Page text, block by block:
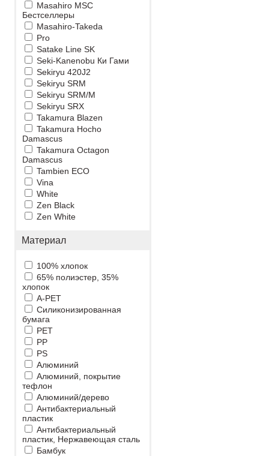
Masahiro MSС
Бестселлеры
Masahiro-Takeda
Pro
Satake Line SK
Seki-Kanenobu Ки Гами
Sekiryu 420J2
Sekiryu SRM
Sekiryu SRM/M
Sekiryu SRX
Takamura Blazen
Takamura Hocho
Damascus
Takamura Octagon
Damascus
Tambien ECO
Vina
White
Zen Black
Zen White
Материал
100% хлопок
65% полиэстер, 35%
хлопок
A-PET
Cиликонизированная
бумага
PET
PP
PS
Алюминий
Алюминий, покрытие
тефлон
Алюминий/дерево
Антибактериальный
пластик
Антибактериальный
пластик, Нержавеющая сталь
Бамбук